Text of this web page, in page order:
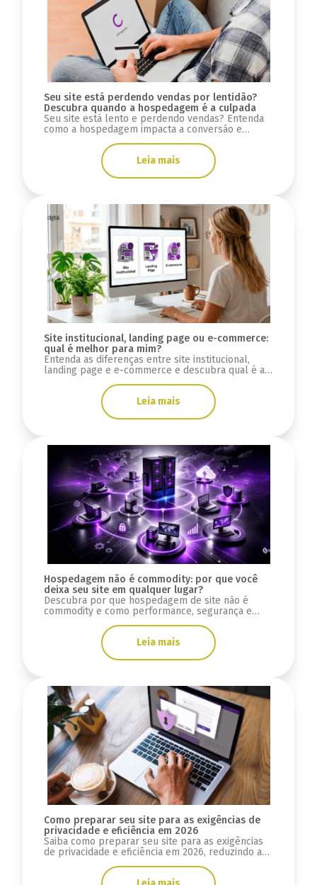
Seu site está perdendo vendas por lentidão?
Descubra quando a hospedagem é a culpada
Seu site está lento e perdendo vendas? Entenda
como a hospedagem impacta a conversão e
Leia mais
Site institucional, landing page ou e-commerce:
qual é melhor para mim?
Entenda as diferenças entre site institucional,
landing page e e-commerce e descubra qual é a
Leia mais
Hospedagem não é commodity: por que você
deixa seu site em qualquer lugar?
Descubra por que hospedagem de site não é
commodity e como performance, segurança e
Leia mais
Como preparar seu site para as exigências de
privacidade e eficiência em 2026
Saiba como preparar seu site para as exigências
de privacidade e eficiência em 2026, reduzindo a